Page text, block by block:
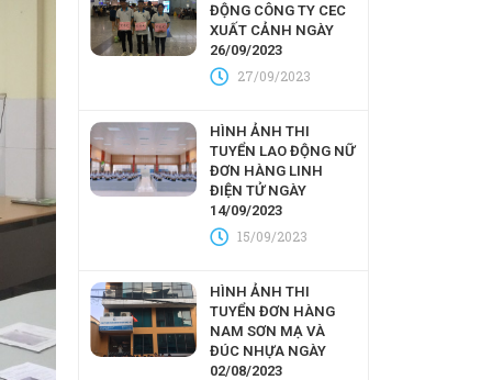
ĐỘNG CÔNG TY CEC
XUẤT CẢNH NGÀY
26/09/2023
27/09/2023
HÌNH ẢNH THI
TUYỂN LAO ĐỘNG NỮ
ĐƠN HÀNG LINH
ĐIỆN TỬ NGÀY
14/09/2023
15/09/2023
HÌNH ẢNH THI
TUYỂN ĐƠN HÀNG
NAM SƠN MẠ VÀ
ĐÚC NHỰA NGÀY
02/08/2023